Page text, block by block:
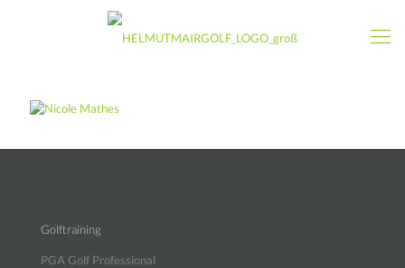
Golftraining
PGA Golf Professional